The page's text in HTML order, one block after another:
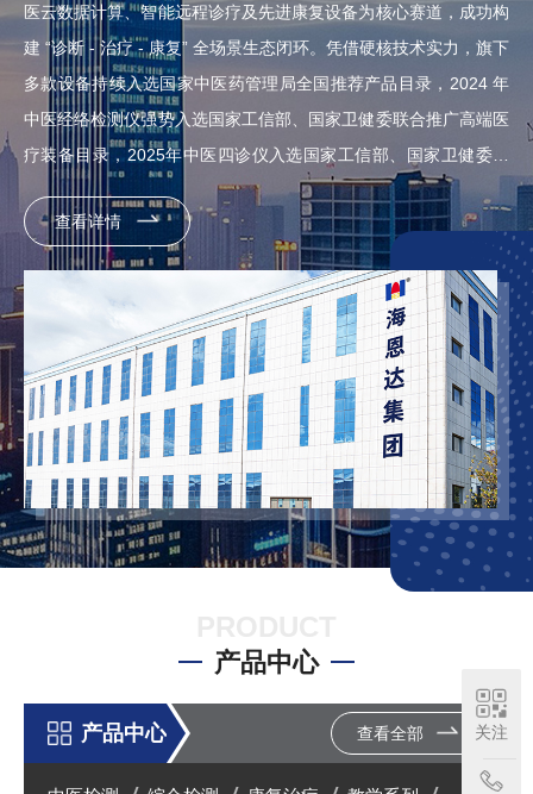
医云数据计算、智能远程诊疗及先进康复设备为核心赛道，成功构
建 “诊断 - 治疗 - 康复” 全场景生态闭环。凭借硬核技术实力，旗下
多款设备持续入选国家中医药管理局全国推荐产品目录，2024 年
中医经络检测仪强势入选国家工信部、国家卫健委联合推广高端医
疗装备目录，2025年中医四诊仪入选国家工信部、国家卫健委、
国家药监局联合推广的高端医疗装备目录，连续两年入选，彰显
“中国智造” 的行业引领力。中医智能机器人已实现全球战略性落
地，覆盖北美、欧洲、大洋洲、亚洲及非洲五大洲核心区域，在
美、法、韩、加、澳等发达国家及柬、印尼、泰、俄、埃及等新兴
市场成功应用，不仅打破中医智能医疗技术的国际推广壁垒，更以
标准化、智能化的产品形态，让中医诊疗方案融入全球医疗体系，
为跨地域医疗资源均衡、传统医学现代化传播提供 “中国方案”。作
为国家级高新技术企业、国家知识产权优势企业、国家智慧健康养
老示范企业，集团技术研发与临床转化能力稳居行业前列；同时身
兼全国工商联医药业商会医疗器械专委会副主任单位、中国针灸学
会穴位贴敷产学研创新联盟副理事长单位等重要角色，持续协同产
业链伙伴推动中医诊疗设备创新发展，成为国家中医药管理局认证
查看详情
产品中心
产品中心 查看全部 关注